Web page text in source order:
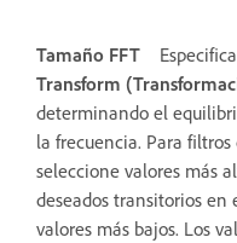
Tamaño FFT
Transform
determinando el
la frecuencia. Para
seleccione valores más
deseados transitorios en
valores más bajos. Los